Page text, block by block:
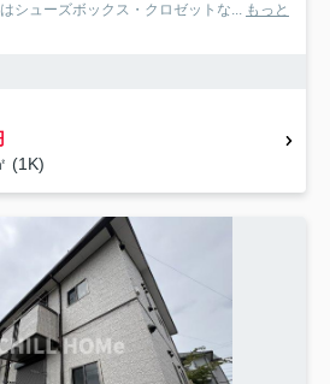
シューズボックス・クロゼットな... もっと
(1K)